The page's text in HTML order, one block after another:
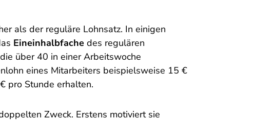
als der reguläre Lohnsatz. In einigen
Eineinhalbfachedes regulären
über 40 in einer Arbeitswoche
eines Mitarbeiters beispielsweise 15 €
pro Stunde erhalten.
Zweck. Erstens motiviert sie